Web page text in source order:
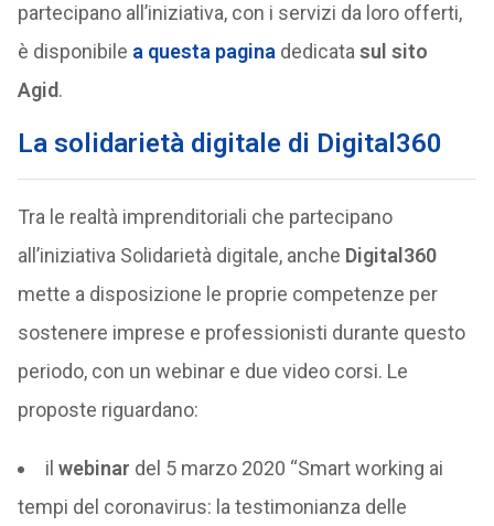
partecipano all’iniziativa, con i servizi da loro offerti,
è disponibile a questa pagina dedicata sul sito
Agid.
La solidarietà digitale di Digital360
Tra le realtà imprenditoriali che partecipano
all’iniziativa Solidarietà digitale, anche Digital360
mette a disposizione le proprie competenze per
sostenere imprese e professionisti durante questo
periodo, con un webinar e due video corsi. Le
proposte riguardano:
il webinar del 5 marzo 2020 “Smart working ai
tempi del coronavirus: la testimonianza delle